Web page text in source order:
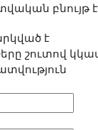
բնույթ է
է
շուտով